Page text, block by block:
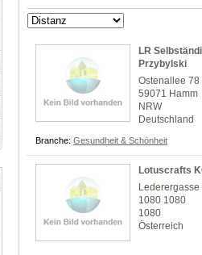
LR
Przybylski
Ostenallee 78
59071 Hamm
NRW
Deutschland
Branche: Gesundheit & Schönheit
Lotuscrafts
Lederergasse
1080 1080
1080
Österreich